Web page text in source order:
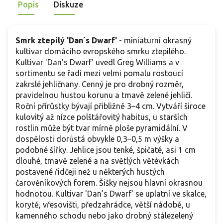
Popis Diskuze
Smrk ztepilý 'Dan´s Dwarf' - miniaturní okrasný
kultivar domácího evropského smrku ztepilého.
Kultivar 'Dan’s Dwarf' uvedl Greg Williams a v
sortimentu se řadí mezi velmi pomalu rostoucí
zakrslé jehličnany. Cenný je pro drobný rozměr,
pravidelnou hustou korunu a tmavě zelené jehličí.
Roční přírůstky bývají přibližně 3–4 cm. Vytváří široce
kulovitý až nízce polštářovitý habitus, u starších
rostlin může být tvar mírně ploše pyramidální. V
dospělosti dorůstá obvykle 0,3–0,5 m výšky a
podobné šířky. Jehlice jsou tenké, špičaté, asi 1 cm
dlouhé, tmavě zelené a na světlých větévkách
postavené řidčeji než u některých hustých
čarověníkových forem. Šišky nejsou hlavní okrasnou
hodnotou. Kultivar 'Dan’s Dwarf' se uplatní ve skalce,
korytě, vřesovišti, předzahrádce, větší nádobě, u
kamenného schodu nebo jako drobný stálezelený